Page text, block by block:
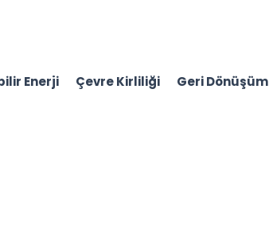
Enerji Çevre Kirliliği Geri Dönüşüm